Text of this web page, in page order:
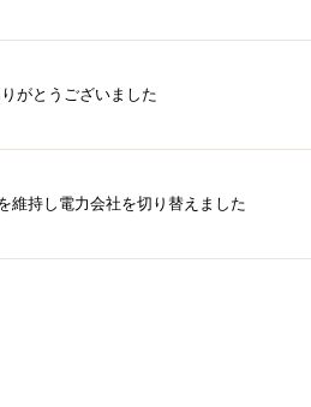
がとうございました
維持し電力会社を切り替えました